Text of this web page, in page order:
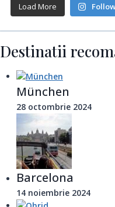
Load More
Destinatii
München
28 octombrie 2024
Barcelona
14 noiembrie 2024